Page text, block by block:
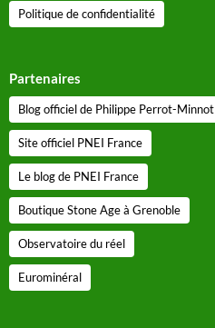
Politique de confidentialité
Partenaires
Blog officiel de Philippe Perrot-Minnot
Site officiel PNEI France
Le blog de PNEI France
Boutique Stone Age à Grenoble
Observatoire du réel
Eurominéral